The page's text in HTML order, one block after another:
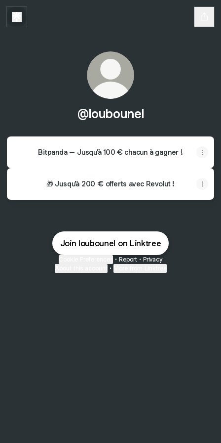
@loubounel
Bitpanda – Jusqu’à 100 € chacun à gagner !
🎁 Jusqu’à 200 € offerts avec Revolut !
Join loubounel on Linktree
• Report • Privacy
•